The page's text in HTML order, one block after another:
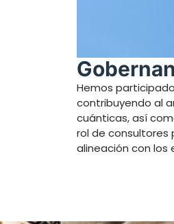
Hemos
contribuyendo al
cuánticas, así
rol de consultores
alineación con los